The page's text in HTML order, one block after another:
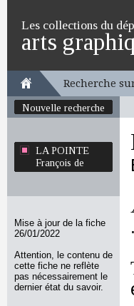
Les collections du
arts
Recherche
Nouvelle recherche
LA POINTE
François de
Mise à jour de la fiche
26/01/2022
Attention, le contenu de
cette fiche ne reflète
pas nécessairement le
dernier état du savoir.